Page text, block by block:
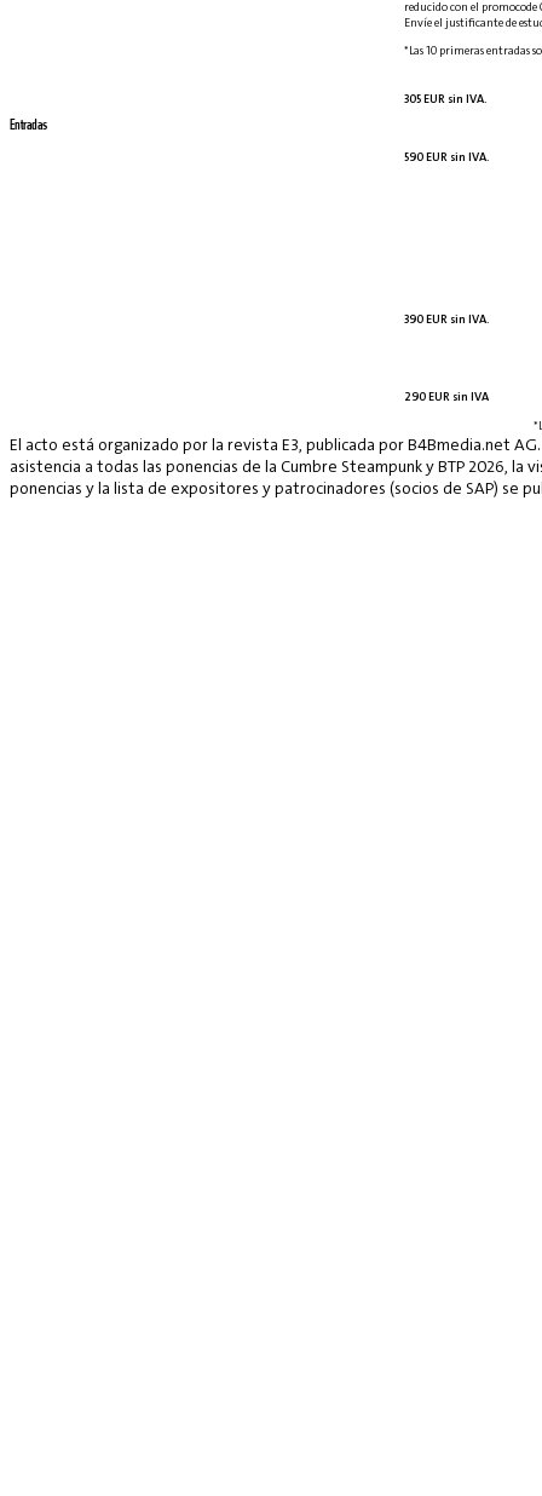
reducido con el promocode
Envíe el justificante de
*Las 10 primeras entradas
305 EUR sin IVA.
590 EUR sin IVA.
390 EUR sin IVA.
290 EUR sin IVA
Entradas
El acto está organizado por la revista E3, publicada por B4Bmedia.net
asistencia a todas las ponencias de la Cumbre Steampunk y BTP 2026,
ponencias y la lista de expositores y patrocinadores (socios de SAP) se